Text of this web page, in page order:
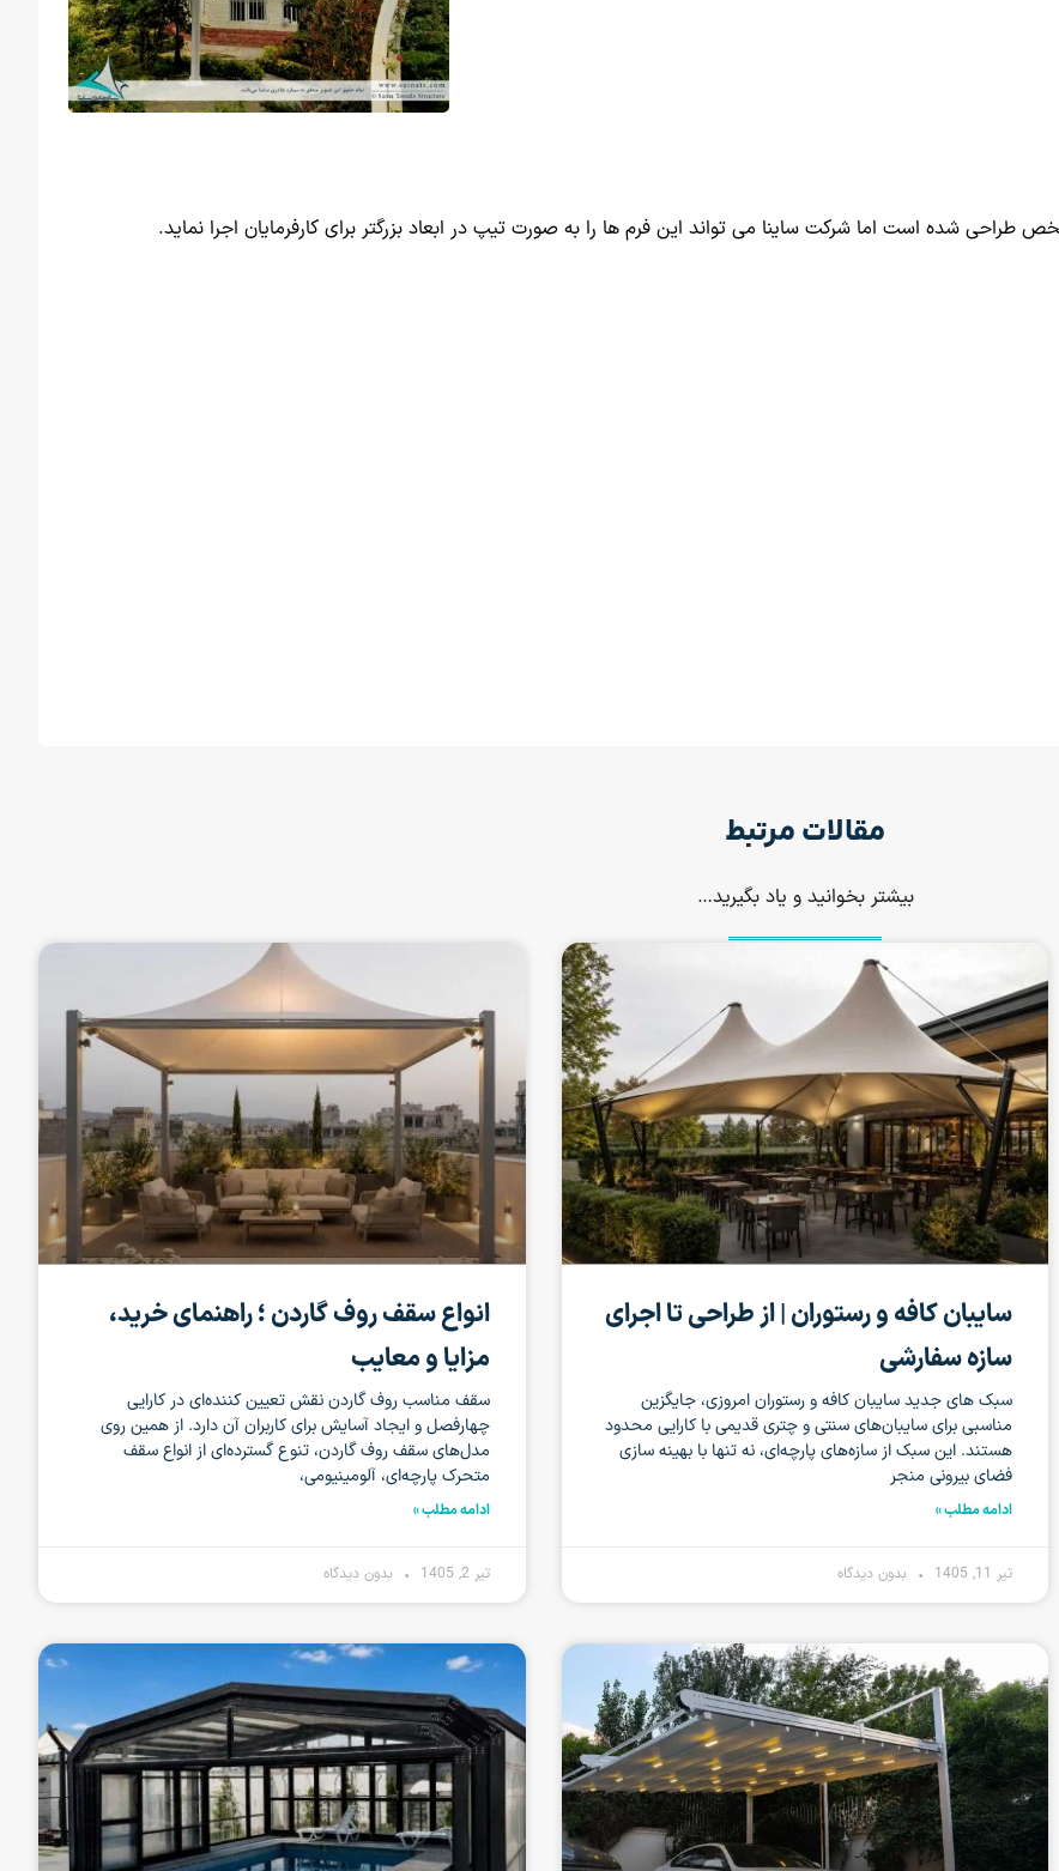
طراحی شده است اما شرکت ساینا می تواند این فرم ها را به صورت تیپ در ابعاد بزرگتر برای کارفرمایان اجرا نماید.
مقالات مرتبط
بیشتر بخوانید و یاد بگیرید…
سایبان کافه و رستوران | از طراحی تا اجرای
سازه سفارشی
سبک‌ های جدید سایبان‌ کافه و رستوران امروزی، جایگزین
مناسبی برای سایبان‌های سنتی و چتری قدیمی با کارایی محدود
هستند. این سبک از سازه‌های پارچه‌ای، نه تنها با بهینه سازی
فضای بیرونی منجر
ادامه مطلب »
تیر 11, 1405 بدون دیدگاه
انواع سقف روف گاردن ؛ راهنمای خرید،
مزایا و معایب
سقف مناسب روف گاردن نقش تعیین کننده‌ای در کارایی
چهارفصل و ایجاد آسایش برای کاربران آن دارد. از همین روی
مدل‌های سقف روف گاردن، تنوع گسترده‌ای از انواع سقف
متحرک پارچه‌ای، آلومینیومی،
ادامه مطلب »
تیر 2, 1405 بدون دیدگاه